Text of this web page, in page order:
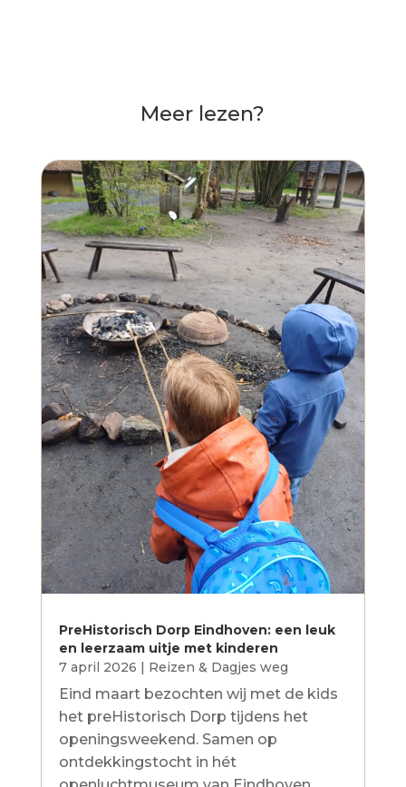
Meer lezen?
PreHistorisch Dorp Eindhoven: een leuk
en leerzaam uitje met kinderen
7 april 2026 | Reizen & Dagjes weg
Eind maart bezochten wij met de kids
het preHistorisch Dorp tijdens het
openingsweekend. Samen op
ontdekkingstocht in hét